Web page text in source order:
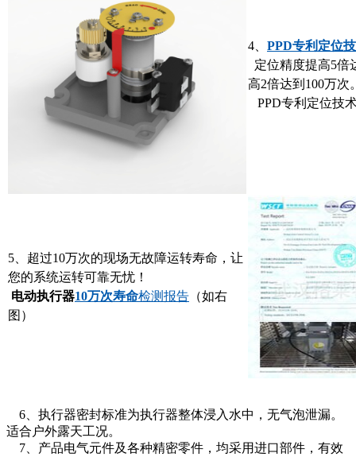
4、 PPD专利定位
定位精度提高5倍
高2倍达到100万次
PPD专利定位技
5、超过10万次的现场无故障运转寿命，让
您的系统运转可靠无忧！
电动执行器10万次寿命检测报告 （如右
图）
6、执行器密封标准为执行器整体浸入水中，无气泡泄漏。
适合户外露天工况。
7、产品电气元件及各种精密零件，均采用进口部件，有效